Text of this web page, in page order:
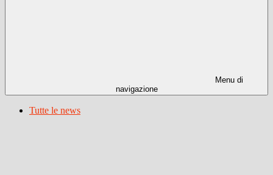
Menu di
navigazione
Tutte le news